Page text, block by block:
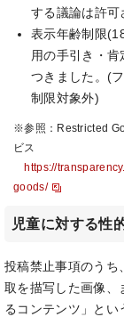
する議論は許可
表示年齢制限
用の手引き・
つきました。(
制限対象外)
※参照：Restricted
ビス
https://
goods/
児童に対する性
投稿禁止事項のうち
取を描写した画像、
るコンテンツ」とい